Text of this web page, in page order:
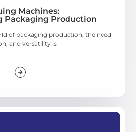
Machines:
Packaging Production
of packaging production, the need
and versatility is